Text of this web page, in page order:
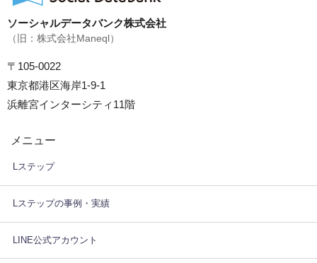
ソーシャルデータバンク株式会社
（旧：株式会社Maneql）
〒105-0022
東京都港区海岸1-9-1
浜離宮インターシティ11階
メニュー
Lステップ
Lステップの事例・実績
LINE公式アカウント